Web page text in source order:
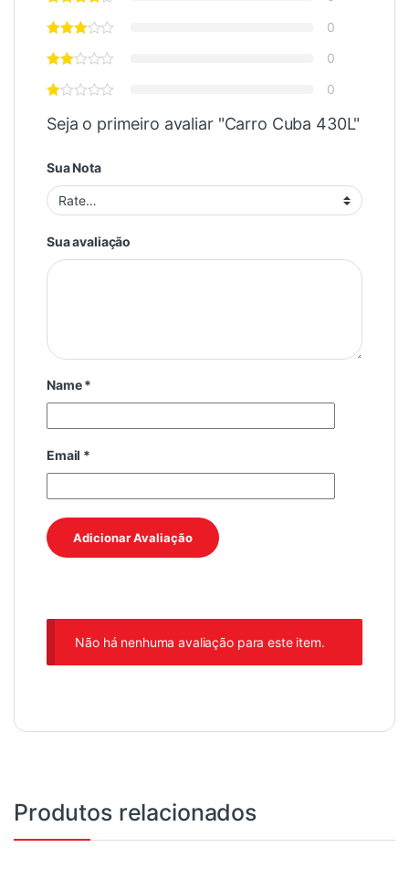
0
0
0
Seja o primeiro avaliar "Carro Cuba 430L"
Sua Nota
Sua avaliação
Name*
Email *
Não há nenhuma avaliação para este item.
Produtos relacionados